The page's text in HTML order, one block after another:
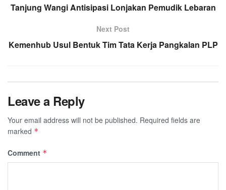
Tanjung Wangi Antisipasi Lonjakan Pemudik Lebaran
Next Post
Kemenhub Usul Bentuk Tim Tata Kerja Pangkalan PLP
Leave a Reply
Your email address will not be published. Required fields are
marked *
Comment *